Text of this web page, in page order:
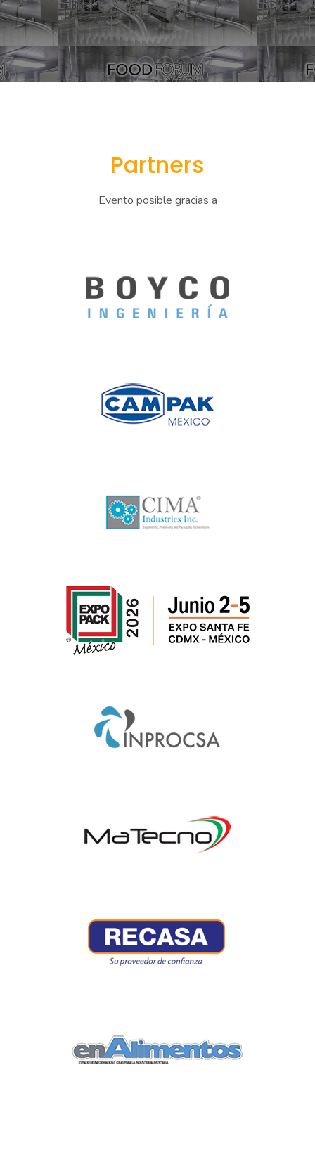
Partners
Evento posible gracias a